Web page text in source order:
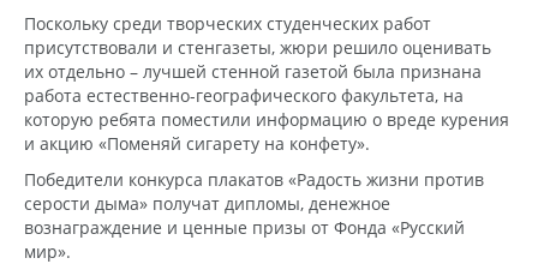
Поскольку среди творческих студенческих работ
присутствовали и стенгазеты, жюри решило оценивать
их отдельно – лучшей стенной газетой была признана
работа естественно-географического факультета, на
которую ребята поместили информацию о вреде курения
и акцию «Поменяй сигарету на конфету».
Победители конкурса плакатов «Радость жизни против
серости дыма» получат дипломы, денежное
вознаграждение и ценные призы от Фонда «Русский
мир».